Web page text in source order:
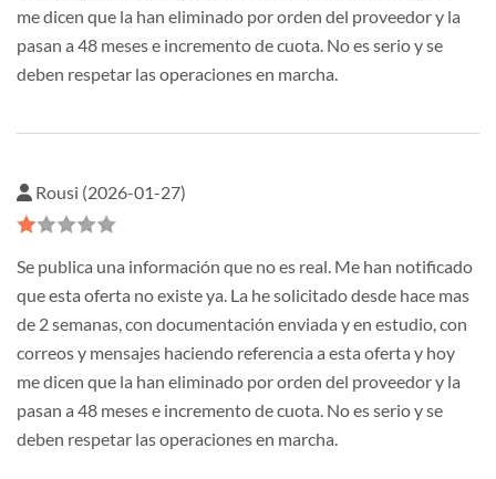
me dicen que la han eliminado por orden del proveedor y la
pasan a 48 meses e incremento de cuota. No es serio y se
deben respetar las operaciones en marcha.
Rousi (2026-01-27)
Se publica una información que no es real. Me han notificado
que esta oferta no existe ya. La he solicitado desde hace mas
de 2 semanas, con documentación enviada y en estudio, con
correos y mensajes haciendo referencia a esta oferta y hoy
me dicen que la han eliminado por orden del proveedor y la
pasan a 48 meses e incremento de cuota. No es serio y se
deben respetar las operaciones en marcha.